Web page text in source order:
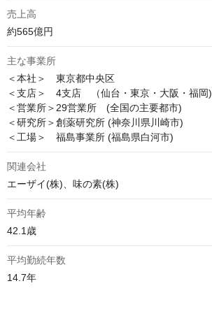
売上高
約565億円
主な事業所
＜本社＞　東京都中央区
＜支店＞　4支店　（仙台・東京・大阪・福岡)
＜営業所＞29営業所　(全国の主要都市)
＜研究所＞創薬研究所 (神奈川県川崎市)
＜工場＞　福島事業所 (福島県白河市)
関連会社
エーザイ(株)、味の素(株)
平均年齢
42.1歳
平均勤続年数
14.7年